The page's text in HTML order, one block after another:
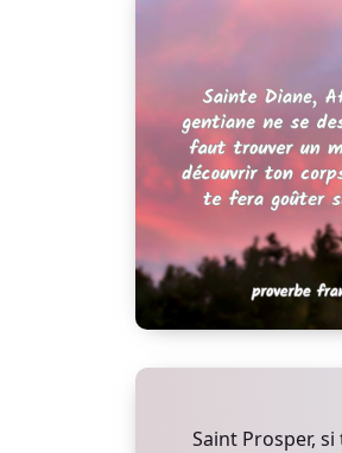
Saint Prosper,